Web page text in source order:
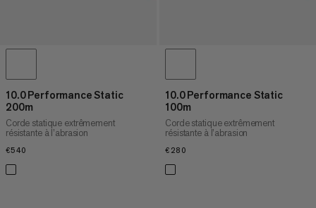
10.0 Performance Static
200m
Corde statique extrêmement
résistante à l’abrasion
€540
10.0 Performance Static
100m
Corde statique extrêmement
résistante à l’abrasion
€280